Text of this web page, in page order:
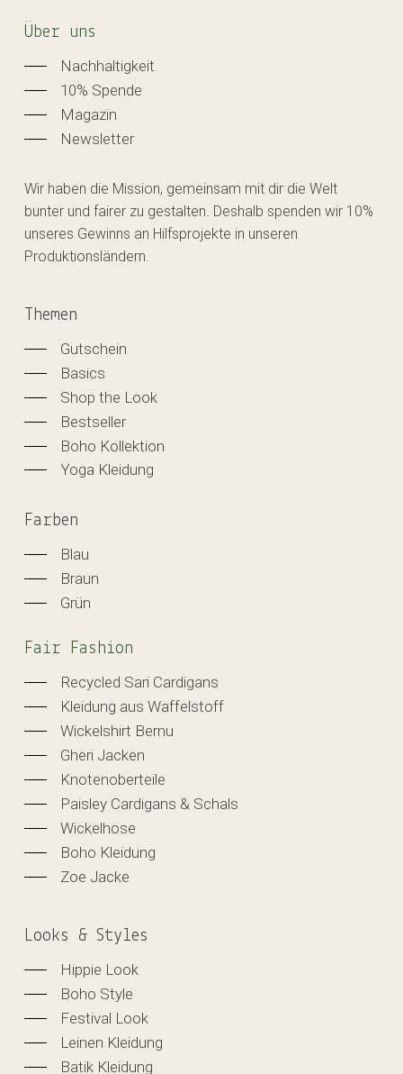
Über uns
Nachhaltigkeit
10% Spende
Magazin
Newsletter
Wir haben die Mission, gemeinsam mit dir die Welt
bunter und fairer zu gestalten. Deshalb spenden wir 10%
unseres Gewinns an Hilfsprojekte in unseren
Produktionsländern.
Themen
Gutschein
Basics
Shop the Look
Bestseller
Boho Kollektion
Yoga Kleidung
Farben
Blau
Braun
Grün
Fair Fashion
Recycled Sari Cardigans
Kleidung aus Waffelstoff
Wickelshirt Bernu
Gheri Jacken
Knotenoberteile
Paisley Cardigans & Schals
Wickelhose
Boho Kleidung
Zoe Jacke
Looks & Styles
Hippie Look
Boho Style
Festival Look
Leinen Kleidung
Batik Kleidung